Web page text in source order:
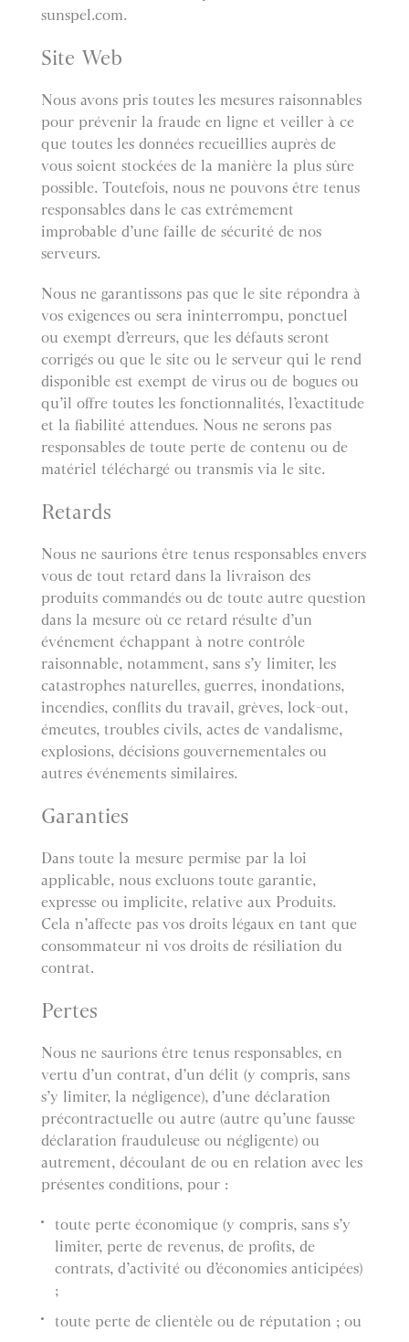
sunspel.com.
Site Web
Nous avons pris toutes les mesures raisonnables
pour prévenir la fraude en ligne et veiller à ce
que toutes les données recueillies auprès de
vous soient stockées de la manière la plus sûre
possible. Toutefois, nous ne pouvons être tenus
responsables dans le cas extrêmement
improbable d’une faille de sécurité de nos
serveurs.
Nous ne garantissons pas que le site répondra à
vos exigences ou sera ininterrompu, ponctuel
ou exempt d’erreurs, que les défauts seront
corrigés ou que le site ou le serveur qui le rend
disponible est exempt de virus ou de bogues ou
qu’il offre toutes les fonctionnalités, l’exactitude
et la fiabilité attendues. Nous ne serons pas
responsables de toute perte de contenu ou de
matériel téléchargé ou transmis via le site.
Retards
Nous ne saurions être tenus responsables envers
vous de tout retard dans la livraison des
produits commandés ou de toute autre question
dans la mesure où ce retard résulte d’un
événement échappant à notre contrôle
raisonnable, notamment, sans s’y limiter, les
catastrophes naturelles, guerres, inondations,
incendies, conflits du travail, grèves, lock-out,
émeutes, troubles civils, actes de vandalisme,
explosions, décisions gouvernementales ou
autres événements similaires.
Garanties
Dans toute la mesure permise par la loi
applicable, nous excluons toute garantie,
expresse ou implicite, relative aux Produits.
Cela n’affecte pas vos droits légaux en tant que
consommateur ni vos droits de résiliation du
contrat.
Pertes
Nous ne saurions être tenus responsables, en
vertu d’un contrat, d’un délit (y compris, sans
s’y limiter, la négligence), d’une déclaration
précontractuelle ou autre (autre qu’une fausse
déclaration frauduleuse ou négligente) ou
autrement, découlant de ou en relation avec les
présentes conditions, pour :
toute perte économique (y compris, sans s’y
limiter, perte de revenus, de profits, de
contrats, d’activité ou d’économies anticipées)
;
toute perte de clientèle ou de réputation ; ou